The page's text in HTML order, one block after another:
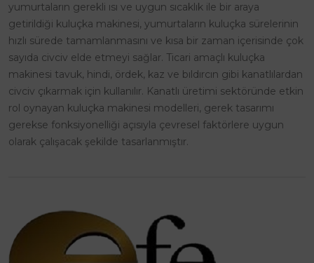
yumurtaların gerekli ısı ve uygun sıcaklık ile bir araya
getirildiği kuluçka makinesi, yumurtaların kuluçka sürelerinin
hızlı sürede tamamlanmasını ve kısa bir zaman içerisinde çok
sayıda civciv elde etmeyi sağlar. Ticari amaçlı kuluçka
makinesi tavuk, hindi, ördek, kaz ve bıldırcın gibi kanatlılardan
civciv çıkarmak için kullanılır. Kanatlı üretimi sektöründe etkin
rol oynayan kuluçka makinesi modelleri, gerek tasarımı
gerekse fonksiyonelliği açısıyla çevresel faktörlere uygun
olarak çalışacak şekilde tasarlanmıştır.